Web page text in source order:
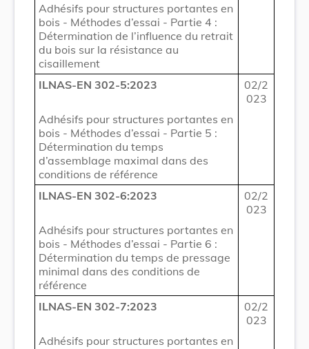
Adhésifs pour structures portantes en
bois - Méthodes d’essai - Partie 4 :
Détermination de l’influence du retrait
du bois sur la résistance au
cisaillement
ILNAS-EN 302-5:2023
02/2
023
Adhésifs pour structures portantes en
bois - Méthodes d’essai - Partie 5 :
Détermination du temps
d’assemblage maximal dans des
conditions de référence
ILNAS-EN 302-6:2023
02/2
023
Adhésifs pour structures portantes en
bois - Méthodes d’essai - Partie 6 :
Détermination du temps de pressage
minimal dans des conditions de
référence
ILNAS-EN 302-7:2023
02/2
023
Adhésifs pour structures portantes en